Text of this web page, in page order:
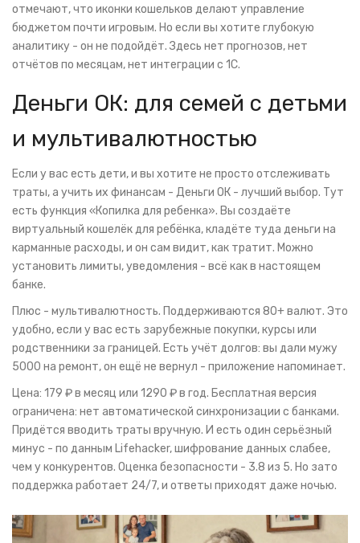
отмечают, что иконки кошельков делают управление
бюджетом почти игровым. Но если вы хотите глубокую
аналитику - он не подойдёт. Здесь нет прогнозов, нет
отчётов по месяцам, нет интеграции с 1С.
Деньги ОК: для семей с детьми
и мультивалютностью
Если у вас есть дети, и вы хотите не просто отслеживать
траты, а учить их финансам - Деньги ОК - лучший выбор. Тут
есть функция «Копилка для ребенка». Вы создаёте
виртуальный кошелёк для ребёнка, кладёте туда деньги на
карманные расходы, и он сам видит, как тратит. Можно
установить лимиты, уведомления - всё как в настоящем
банке.
Плюс - мультивалютность. Поддерживаются 80+ валют. Это
удобно, если у вас есть зарубежные покупки, курсы или
родственники за границей. Есть учёт долгов: вы дали мужу
5000 на ремонт, он ещё не вернул - приложение напоминает.
Цена: 179 ₽ в месяц или 1290 ₽ в год. Бесплатная версия
ограничена: нет автоматической синхронизации с банками.
Придётся вводить траты вручную. И есть один серьёзный
минус - по данным Lifehacker, шифрование данных слабее,
чем у конкурентов. Оценка безопасности - 3.8 из 5. Но зато
поддержка работает 24/7, и ответы приходят даже ночью.